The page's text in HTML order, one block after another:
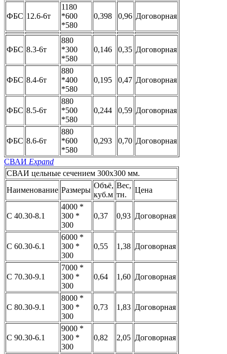
ФБС 12.6-6т
1180
*600
*580
0,398 0,96 Договорная
ФБС 8.3-6т
880
*300
*580
0,146 0,35 Договорная
ФБС 8.4-6т
880
*400
*580
0,195 0,47 Договорная
ФБС 8.5-6т
880
*500
*580
0,244 0,59 Договорная
ФБС 8.6-6т
880
*600
*580
0,293 0,70 Договорная
СВАИ Expand
СВАИ цельные сечением 300x300 мм.
Наименование Размеры
Объё,
куб.м
Вес,
тн.
Цена
С 40.30-8.1
4000 *
300 *
300
0,37 0,93 Договорная
С 60.30-6.1
6000 *
300 *
300
0,55 1,38 Договорная
С 70.30-9.1
7000 *
300 *
300
0,64 1,60 Договорная
С 80.30-9.1
8000 *
300 *
300
0,73 1,83 Договорная
С 90.30-6.1
9000 *
300 *
300
0,82 2,05 Договорная